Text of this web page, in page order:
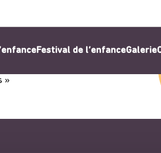
Festival de l’enfanceGalerie
»